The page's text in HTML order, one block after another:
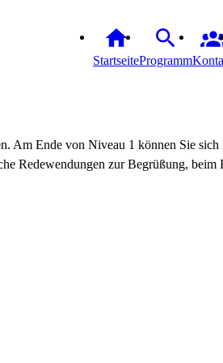
StartseiteProgramm
Am Ende von Niveau 1 können Sie sich
Redewendungen zur Begrüßung, beim